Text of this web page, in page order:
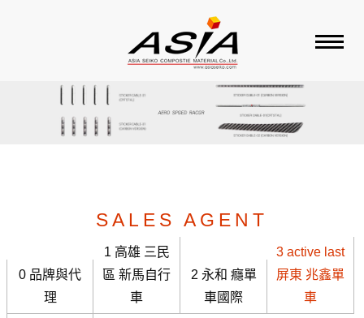
ABOUT ASIA
SALES AGENT
CONTACT US
SALES AGENT
0 品牌與代
理
1 高雄 三民
區 新馬自行
車
2 永和 癮單
車國際
3 active last
屏東 兆鑫單
車